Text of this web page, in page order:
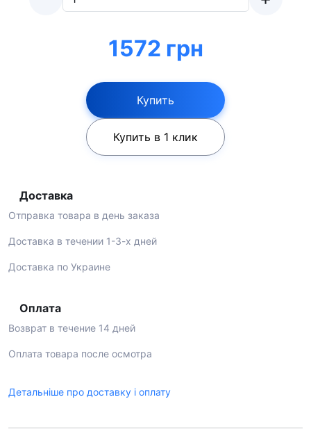
1572 грн
Купить
Купить в 1 клик
Доставка
Отправка товара в день заказа
Доставка в течении 1-3-х дней
Доставка по Украине
Оплата
Возврат в течение 14 дней
Оплата товара после осмотра
Детальніше про доставку і оплату